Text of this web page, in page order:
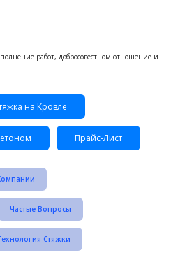
работ, добросовестном отношение и
на Кровле
Прайс-Лист
Частые Вопросы
Стяжки